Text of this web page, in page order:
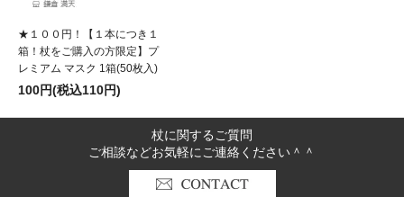
国産で品質がとても良い。 グリップが柔らかくて気にいってま
す。 使い方などを丁寧に教えてくれて助かります
★１００円！【１本につき１
箱！杖をご購入の方限定】プ
レミアム マスク 1箱(50枚入)
100円(税込110円)
杖に関するご質問
ご相談などお気軽にご連絡ください＾＾